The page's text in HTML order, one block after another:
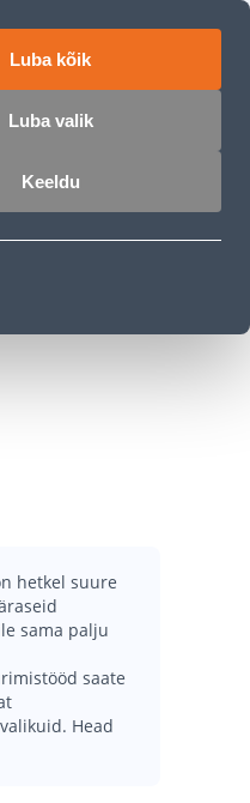
Luba kõik
Luba valik
Keeldu
ETRUEN
Ostukorv
BLOGI
hetkel suure
sama palju
saate
Head